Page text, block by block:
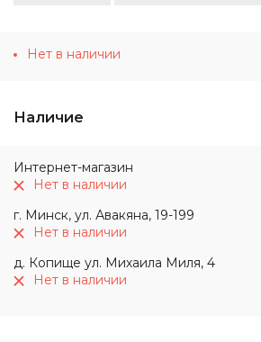
Нет в наличии
Наличие
Интернет-магазин
Нет в наличии
г. Минск, ул. Авакяна, 19-199
Нет в наличии
д. Копище ул. Михаила Миля, 4
Нет в наличии